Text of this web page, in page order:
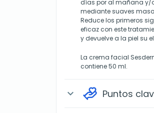
días por al mañana y/
mediante suaves
Reduce los primeros
eficaz con este
y devuelve a la piel su
La crema facial
contiene 50 ml.
expand_more Puntos